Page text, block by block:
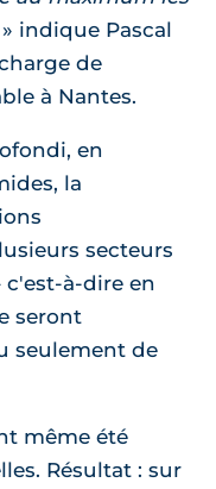
indique Pascal
de
à Nantes.
en
la
secteurs
c'est-à-dire en
seront
seulement de
même été
Résultat : sur